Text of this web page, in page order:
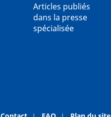
Articles publiés
dans la presse
spécialisée